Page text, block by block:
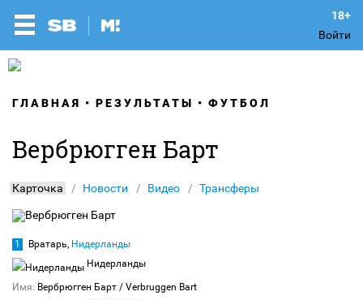
Войти
ГЛАВНАЯ РЕЗУЛЬТАТЫ ФУТБОЛ
Вербрюгген Барт
Карточка Новости Видео Трансферы
1 Вратарь, Нидерланды
Нидерланды
Имя: Вербрюгген Барт / Verbruggen Bart